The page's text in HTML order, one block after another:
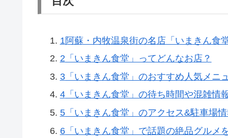
1阿蘇・内牧温泉街の名店「いまきん食
2「いまきん食堂」ってどんなお店？
3「いまきん食堂」のおすすめ人気メニ
4「いまきん食堂」の待ち時間や混雑情
5「いまきん食堂」のアクセス&駐車場
6「いまきん食堂」で話題の絶品グルメ